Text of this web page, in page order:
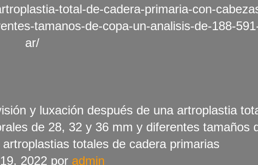
total-de-cadera-primaria-con-
tamanos-de-copa-un-analisis-de-188-
ar/
y luxación después de una artroplastia
de 28, 32 y 36 mm y diferentes tamaños
totales de cadera primarias
2022 por admin